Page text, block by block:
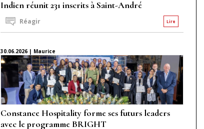
Indien réunit 231 inscrits à Saint-André
Lire
Réagir
30.06.2026 | Maurice
Constance Hospitality forme ses futurs leaders
avec le programme BRIGHT